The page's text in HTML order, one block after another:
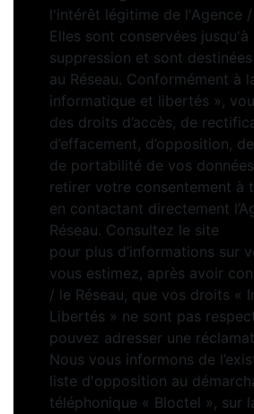
l'intérêt légitime de l'Agence /
Elles sont conservées jusqu'à
suppression et sont
au Réseau. Conformément à
informatique et libertés »,
des droits d’accès, de
d’effacement, d’opposition,
de portabilité de vos
retirer votre consentement à
en contactant directement
Réseau. Consultez le site
pour plus d’informations sur
vous estimez, après avoir
/ le Réseau, que vos droits «
Libertés » ne sont pas
pouvez adresser une
Nous vous informons de
liste d'opposition au
téléphonique « Bloctel », sur